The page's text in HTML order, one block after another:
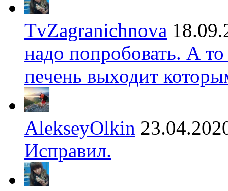
TvZagranichnova
надо попробовать. А
печень выходит
AlekseyOlkin
Исправил.